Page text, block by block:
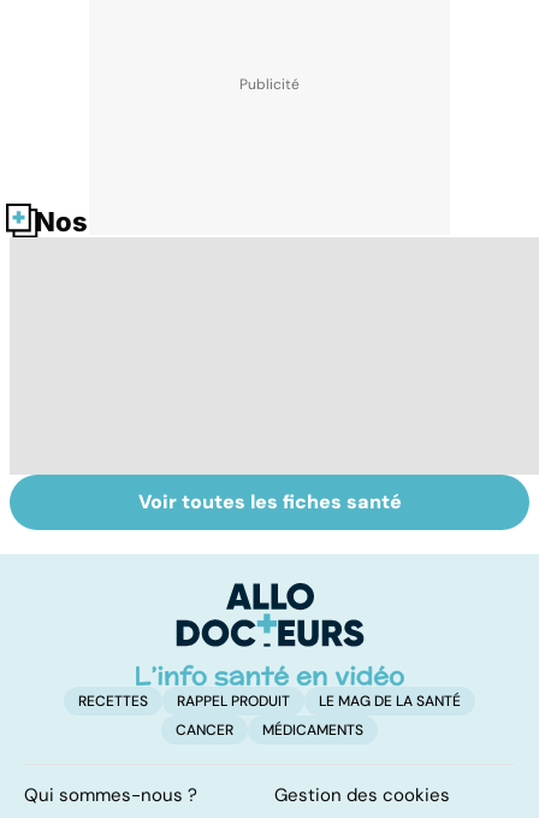
Nos fiches santé
Cannabis : une
vraie
Tout savoir sur
les infections
Voir toutes les fiches santé
RECETTES RAPPEL PRODUIT
LE MAG DE LA SANTÉ
CANCER
MÉDICAMENTS
Qui sommes-nous ?
Gestion des cookies